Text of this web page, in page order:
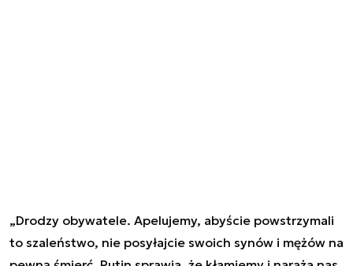
„Drodzy obywatele. Apelujemy, abyście powstrzymali
to szaleństwo, nie posyłajcie swoich synów i mężów na